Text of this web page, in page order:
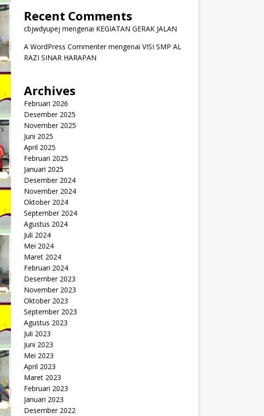
Recent Comments
cbjwdyupej mengenai KEGIATAN GERAK JALAN
A WordPress Commentermengenai VISI SMP AL
RAZI SINAR HARAPAN
Archives
Februari 2026
Desember 2025
November 2025
Juni 2025
April 2025
Februari 2025
Januari 2025
Desember 2024
November 2024
Oktober 2024
September 2024
Agustus 2024
Juli 2024
Mei 2024
Maret 2024
Februari 2024
Desember 2023
November 2023
Oktober 2023
September 2023
Agustus 2023
Juli 2023
Juni 2023
Mei 2023
April 2023
Maret 2023
Februari 2023
Januari 2023
Desember 2022